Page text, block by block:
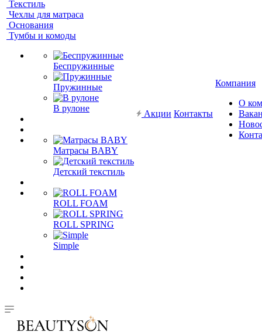
Текстиль
Чехлы для матраса
Основания
Тумбы и комоды
Беспружинные
Пружинные
В рулоне
Матрасы BABY
Детский текстиль
ROLL FOAM
ROLL SPRING
Simple
Акции Контакты
Компания
О